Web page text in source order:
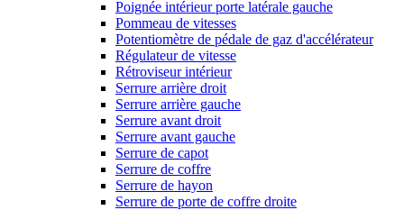
Poignée intérieur porte latérale gauche
Pommeau de vitesses
Potentiomètre de pédale de gaz d'accélérateur
Régulateur de vitesse
Rétroviseur intérieur
Serrure arrière droit
Serrure arrière gauche
Serrure avant droit
Serrure avant gauche
Serrure de capot
Serrure de coffre
Serrure de hayon
Serrure de porte de coffre droite